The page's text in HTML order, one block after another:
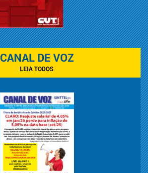
CANAL DE VOZ
LEIA TODOS